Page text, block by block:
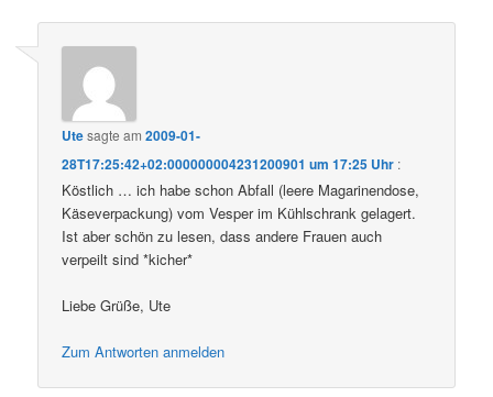
Utesagte am2009-01-
28T17:25:42+02:000000004231200901 um 17:25 Uhr :
Köstlich … ich habe schon Abfall (leere Magarinendose,
Käseverpackung) vom Vesper im Kühlschrank gelagert.
Ist aber schön zu lesen, dass andere Frauen auch
verpeilt sind *kicher*
Liebe Grüße, Ute
Zum Antworten anmelden